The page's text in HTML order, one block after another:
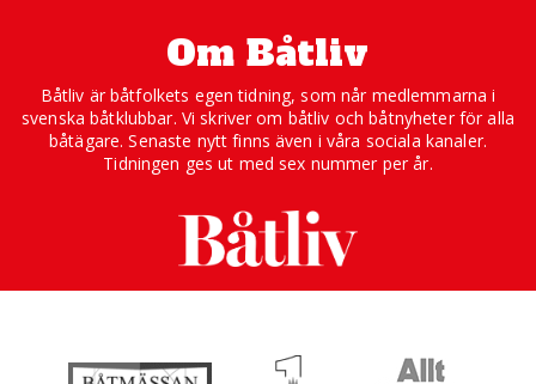
Om Båtliv
Båtliv är båtfolkets egen tidning, som når medlemmarna i
svenska båtklubbar. Vi skriver om båtliv och båtnyheter för alla
båtägare. Senaste nytt finns även i våra sociala kanaler.
Tidningen ges ut med sex nummer per år.